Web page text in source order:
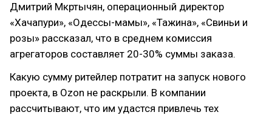
Дмитрий Мкртычян, операционный директор
«Хачапури», «Одессы-мамы», «Тажина», «Свиньи и
розы» рассказал, что в среднем комиссия
агрегаторов составляет 20-30% суммы заказа.
Какую сумму ритейлер потратит на запуск нового
проекта, в Ozon не раскрыли. В компании
рассчитывают, что им удастся привлечь тех